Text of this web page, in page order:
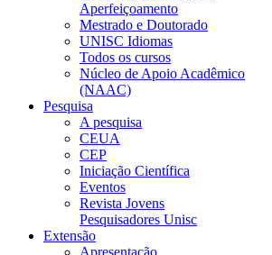
Aperfeiçoamento
Mestrado e Doutorado
UNISC Idiomas
Todos os cursos
Núcleo de Apoio Acadêmico
(NAAC)
Pesquisa
A pesquisa
CEUA
CEP
Iniciação Científica
Eventos
Revista Jovens
Pesquisadores Unisc
Extensão
Apresentação